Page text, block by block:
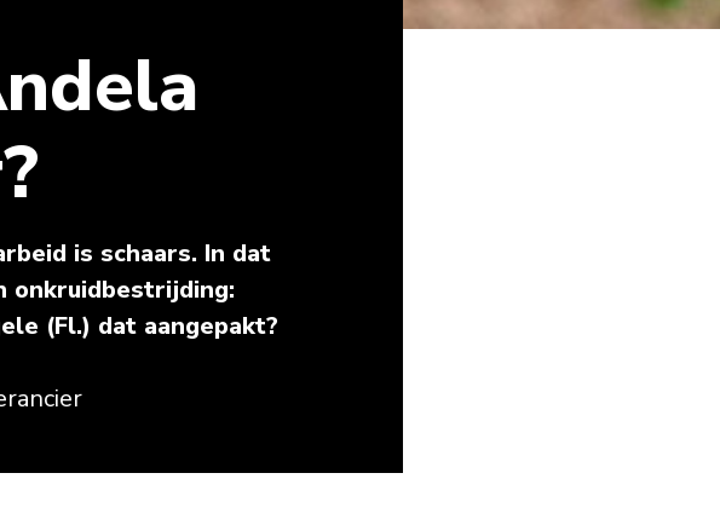
is schaars. In dat
onkruidbestrijding:
(Fl.) dat aangepakt?